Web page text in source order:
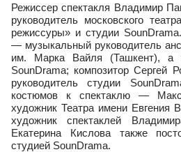
Режиссер спектакля Владимир
руководитель московского
режиссуры» и студии
— музыкальный руководитель
им. Марка Вайля (Ташкент), а
SounDrama; композитор
руководитель студии
костюмов к спектаклю —
художник Театра имени Евгения
художник спектаклей
Екатерина Кислова также
студией SounDrama.